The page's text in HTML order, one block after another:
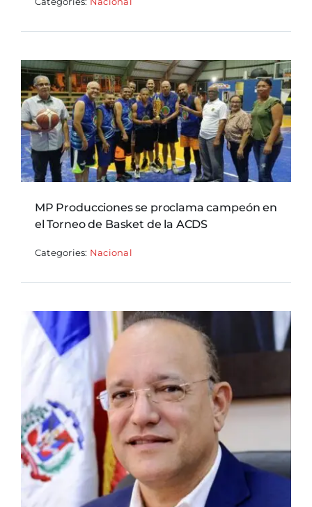
MP Producciones se proclama campeón en
el Torneo de Basket de la ACDS
Categories: Nacional